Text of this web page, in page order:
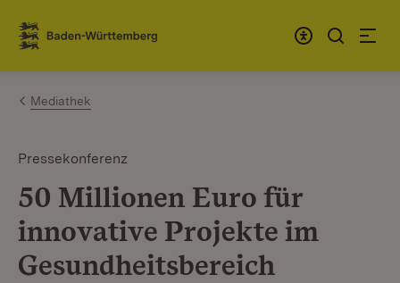
Zum Inhalt springen
Link zur Startseite
Mediathek
Pressekonferenz
50 Millionen Euro für
innovative Projekte im
Gesundheitsbereich